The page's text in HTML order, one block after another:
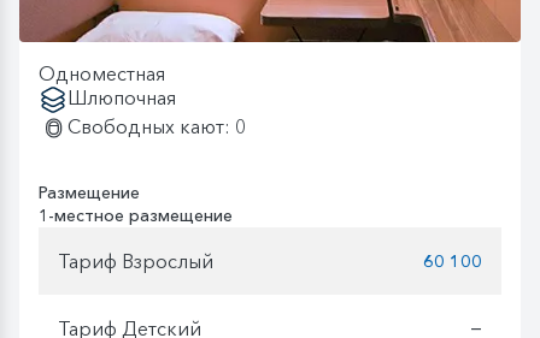
Одноместная
Шлюпочная
Свободных кают: 0
Размещение
1-местное размещение
Тариф Взрослый 60 100
Тариф Детский —